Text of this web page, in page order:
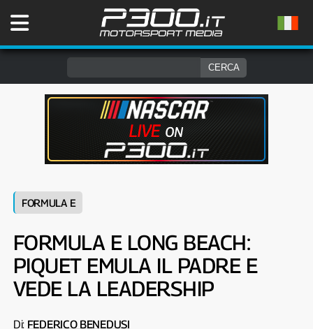
FORMULA E
FORMULA E LONG BEACH:
PIQUET EMULA IL PADRE E
VEDE LA LEADERSHIP
Di: FEDERICO BENEDUSI